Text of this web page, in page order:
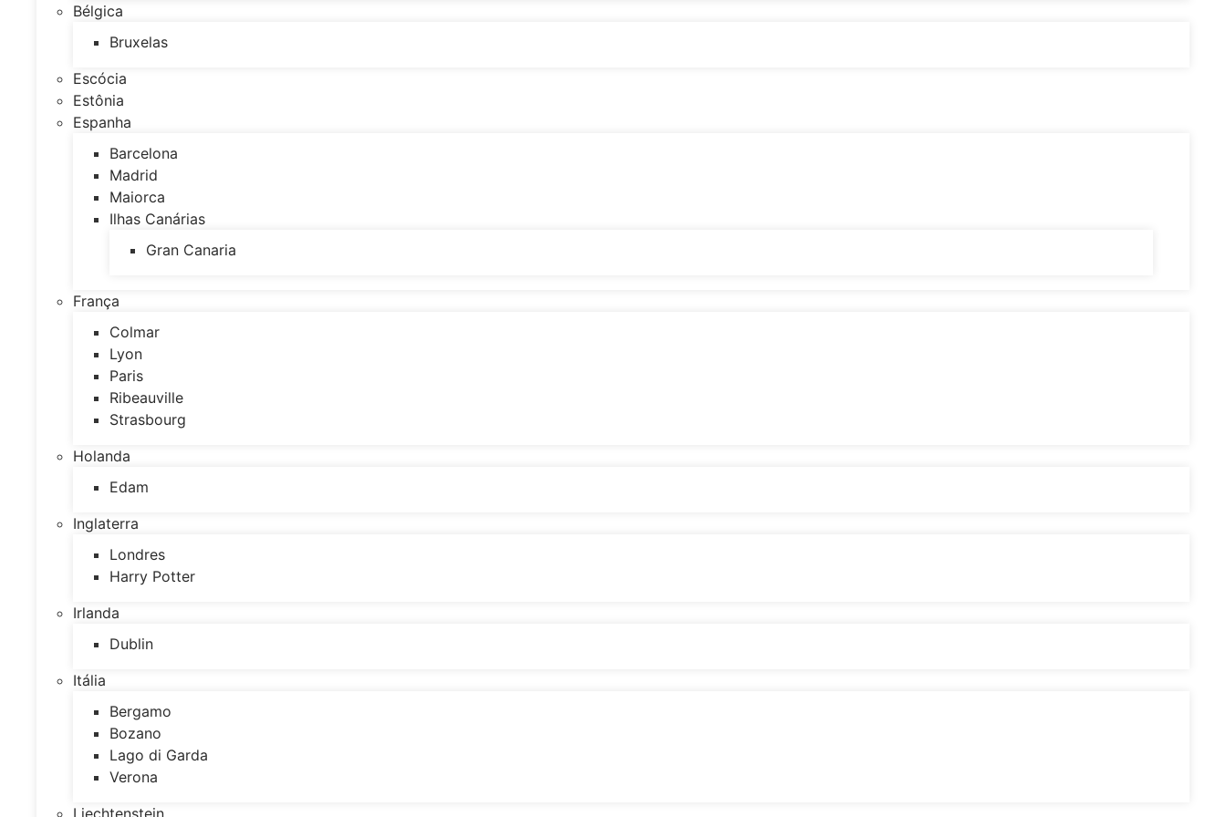
Bélgica
Bruxelas
Escócia
Estônia
Espanha
Barcelona
Madrid
Maiorca
Ilhas Canárias
Gran Canaria
França
Colmar
Lyon
Paris
Ribeauville
Strasbourg
Holanda
Edam
Inglaterra
Londres
Harry Potter
Irlanda
Dublin
Itália
Bergamo
Bozano
Lago di Garda
Verona
Liechtenstein